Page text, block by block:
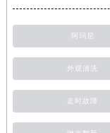
阿玛尼
外观清洗
走时故障